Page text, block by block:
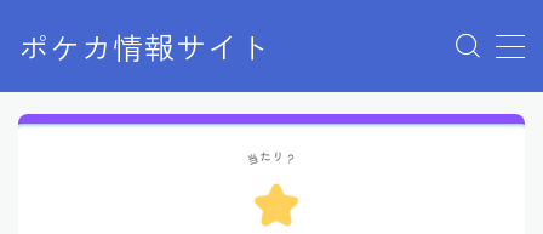
ポケカ情報サイト
MENU
Home